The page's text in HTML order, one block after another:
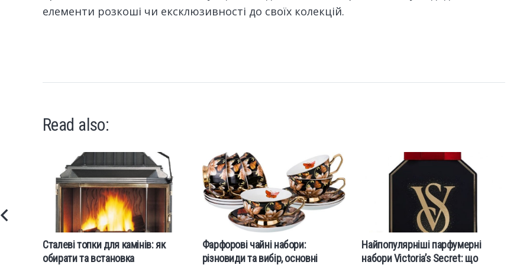
елементи розкоші чи ексклюзивності до своїх колекцій.
Read also:
Сталеві топки для камінів: як
обирати та встановка
Фарфорові чайні набори:
різновиди та вибір, основні
Найпопулярніші парфумерні
набори Victoria’s Secret: що